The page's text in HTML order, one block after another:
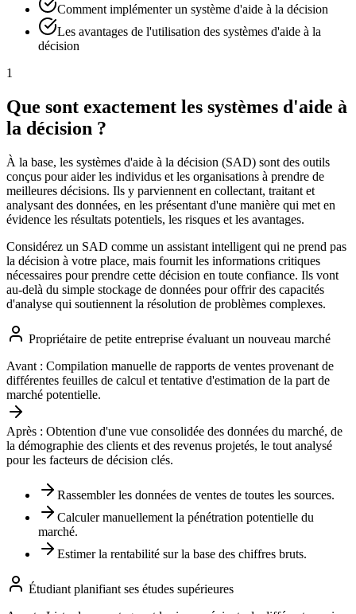
Comment implémenter un système d'aide à la décision
Les avantages de l'utilisation des systèmes d'aide à la
décision
1
Que sont exactement les systèmes d'aide à
la décision ?
À la base, les systèmes d'aide à la décision (SAD) sont des outils
conçus pour aider les individus et les organisations à prendre de
meilleures décisions. Ils y parviennent en collectant, traitant et
analysant des données, en les présentant d'une manière qui met en
évidence les résultats potentiels, les risques et les avantages.
Considérez un SAD comme un assistant intelligent qui ne prend pas
la décision à votre place, mais fournit les informations critiques
nécessaires pour prendre cette décision en toute confiance. Ils vont
au-delà du simple stockage de données pour offrir des capacités
d'analyse qui soutiennent la résolution de problèmes complexes.
Propriétaire de petite entreprise évaluant un nouveau marché
Avant : Compilation manuelle de rapports de ventes provenant de
différentes feuilles de calcul et tentative d'estimation de la part de
marché potentielle.
Après : Obtention d'une vue consolidée des données du marché, de
la démographie des clients et des revenus projetés, le tout analysé
pour les facteurs de décision clés.
Rassembler les données de ventes de toutes les sources.
Calculer manuellement la pénétration potentielle du
marché.
Estimer la rentabilité sur la base des chiffres bruts.
Étudiant planifiant ses études supérieures